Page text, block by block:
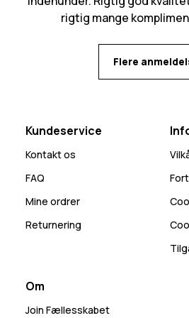
rigtig mange
Flere
Kundeservice
Kontakt os
FAQ
Mine ordrer
Returnering
Om
Join Fællesskabet